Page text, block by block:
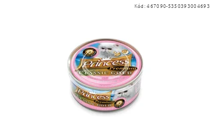
Kód:467090-5350393004693